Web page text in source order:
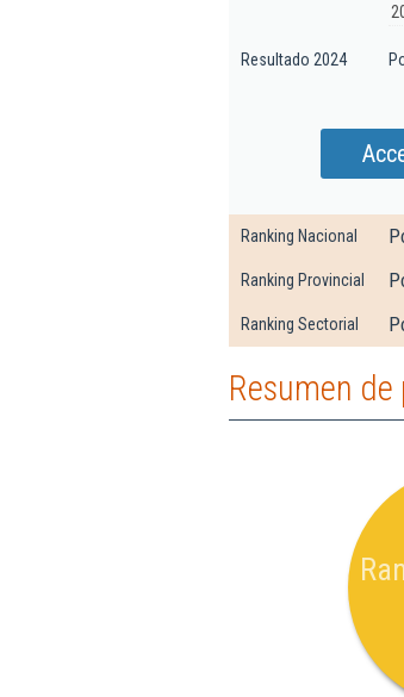
Resultado 2024
Ranking Nacional
Ranking Provincial
Ranking Sectorial
Resumen